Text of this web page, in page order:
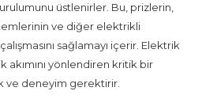
üstlenirler. Bu, prizlerin,
ve diğer elektrikli
sağlamayı içerir. Elektrik
akımını yönlendiren kritik bir
ve deneyim gerektirir.